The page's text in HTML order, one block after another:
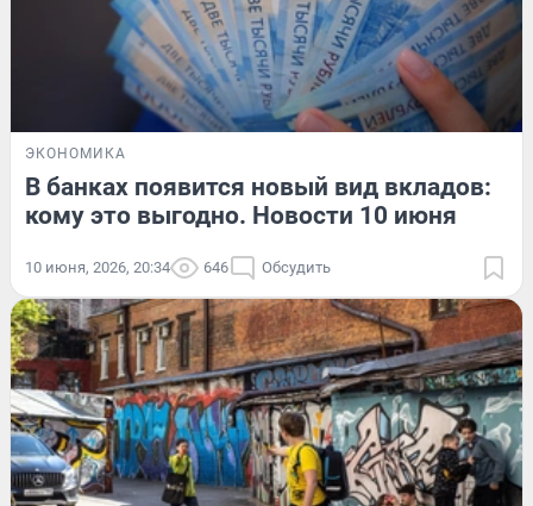
ЭКОНОМИКА
В банках появится новый вид вкладов:
кому это выгодно. Новости 10 июня
10 июня, 2026, 20:34 646 Обсудить